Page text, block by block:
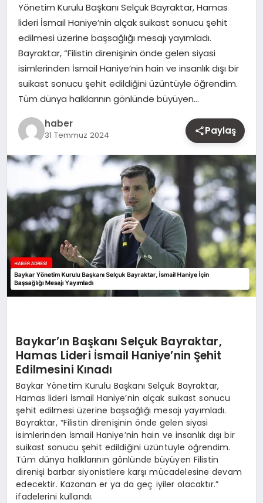
MAGAZIN
YAŞAM
OTOMOBIL
Yönetim Kurulu Başkanı Selçuk Bayraktar, Hamas
lideri İsmail Haniye’nin alçak suikast sonucu şehit
edilmesi üzerine başsağlığı mesajı yayımladı.
Bayraktar, “Filistin direnişinin önde gelen siyasi
isimlerinden İsmail Haniye’nin hain ve insanlık dışı bir
suikast sonucu şehit edildiğini üzüntüyle öğrendim.
Tüm dünya halklarının gönlünde büyüyen…
haber
31 Temmuz 2024 Paylaş
Baykar’ın Başkanı Selçuk Bayraktar,
Hamas Lideri İsmail Haniye’nin Şehit
Edilmesini Kınadı
Baykar Yönetim Kurulu Başkanı Selçuk Bayraktar,
Hamas lideri İsmail Haniye’nin alçak suikast sonucu
şehit edilmesi üzerine başsağlığı mesajı yayımladı.
Bayraktar, “Filistin direnişinin önde gelen siyasi
isimlerinden İsmail Haniye’nin hain ve insanlık dışı bir
suikast sonucu şehit edildiğini üzüntüyle öğrendim.
Tüm dünya halklarının gönlünde büyüyen Filistin
direnişi barbar siyonistlere karşı mücadelesine devam
edecektir. Kazanan er ya da geç iyiler olacaktır.”
ifadelerini kullandı.